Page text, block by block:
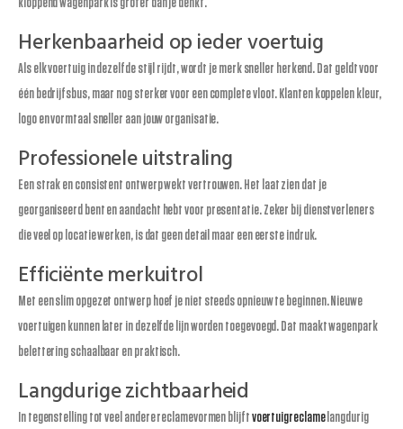
Herkenbaarheid op ieder voertuig
Als elk voertuig in dezelfde stijl rijdt, wordt je merk sneller herkend. Dat geldt voor
één bedrijfsbus, maar nog sterker voor een complete vloot. Klanten koppelen kleur,
logo en vormtaal sneller aan jouw organisatie.
Professionele uitstraling
Een strak en consistent ontwerp wekt vertrouwen. Het laat zien dat je
georganiseerd bent en aandacht hebt voor presentatie. Zeker bij dienstverleners
die veel op locatie werken, is dat geen detail maar een eerste indruk.
Efficiënte merkuitrol
Met een slim opgezet ontwerp hoef je niet steeds opnieuw te beginnen. Nieuwe
voertuigen kunnen later in dezelfde lijn worden toegevoegd. Dat maakt wagenpark
belettering schaalbaar en praktisch.
Langdurige zichtbaarheid
In tegenstelling tot veel andere reclamevormen blijftvoertuigreclamelangdurig